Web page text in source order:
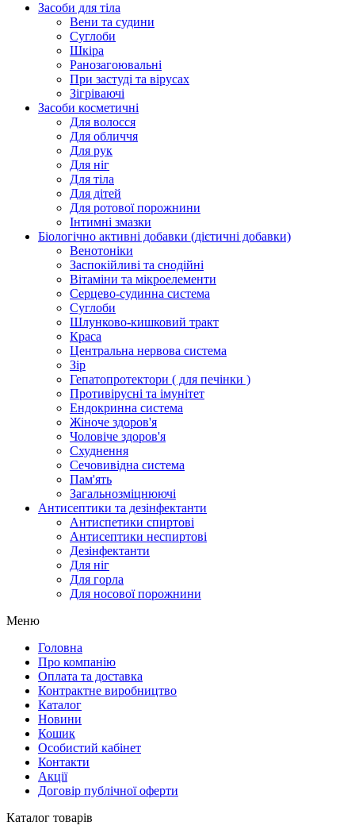
Засоби для тіла
Вени та судини
Суглоби
Шкіра
Ранозагоювальні
При застуді та вірусах
Зігріваючі
Засоби косметичні
Для волосся
Для обличчя
Для рук
Для ніг
Для тіла
Для дітей
Для ротової порожнини
Інтимні змазки
Біологічно активні добавки (дієтичні добавки)
Венотоніки
Заспокійливі та снодійні
Вітаміни та мікроелементи
Серцево-судинна система
Суглоби
Шлунково-кишковий тракт
Краса
Центральна нервова система
Зір
Гепатопротектори ( для печінки )
Противірусні та імунітет
Ендокринна система
Жіноче здоров'я
Чоловіче здоров'я
Схуднення
Сечовивідна система
Пам'ять
Загальнозміцнюючі
Антисептики та дезінфектанти
Антиспетики спиртові
Антисептики неспиртові
Дезінфектанти
Для ніг
Для горла
Для носової порожнини
Меню
Головна
Про компанію
Оплата та доставка
Контрактне виробництво
Каталог
Новини
Кошик
Особистий кабінет
Контакти
Акції
Договір публічної оферти
Каталог товарів